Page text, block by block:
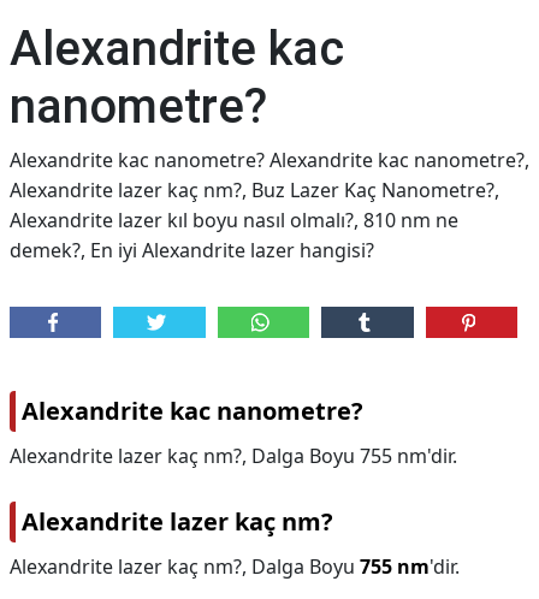
Alexandrite kac
nanometre?
Alexandrite kac nanometre? Alexandrite kac nanometre?,
Alexandrite lazer kaç nm?, Buz Lazer Kaç Nanometre?,
Alexandrite lazer kıl boyu nasıl olmalı?, 810 nm ne
demek?, En iyi Alexandrite lazer hangisi?
Alexandrite kac nanometre?
Alexandrite lazer kaç nm?, Dalga Boyu 755 nm'dir.
Alexandrite lazer kaç nm?
Alexandrite lazer kaç nm?, Dalga Boyu 755 nm'dir.